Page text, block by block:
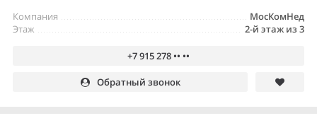
МосКомНед
Компания
2-й этаж из 3
Этаж
+7 915 278 •• ••
Обратный звонок